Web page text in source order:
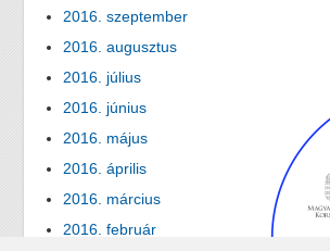
2016. szeptember
2016. augusztus
2016. július
2016. június
2016. május
2016. április
2016. március
2016. február